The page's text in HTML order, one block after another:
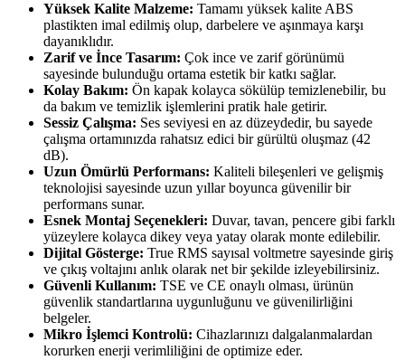
Yüksek Kalite Malzeme: Tamamı yüksek kalite ABS
plastikten imal edilmiş olup, darbelere ve aşınmaya karşı
dayanıklıdır.
Zarif ve İnce Tasarım: Çok ince ve zarif görünümü
sayesinde bulunduğu ortama estetik bir katkı sağlar.
Kolay Bakım: Ön kapak kolayca sökülüp temizlenebilir, bu
da bakım ve temizlik işlemlerini pratik hale getirir.
Sessiz Çalışma: Ses seviyesi en az düzeydedir, bu sayede
çalışma ortamınızda rahatsız edici bir gürültü oluşmaz (42
dB).
Uzun Ömürlü Performans: Kaliteli bileşenleri ve gelişmiş
teknolojisi sayesinde uzun yıllar boyunca güvenilir bir
performans sunar.
Esnek Montaj Seçenekleri: Duvar, tavan, pencere gibi farklı
yüzeylere kolayca dikey veya yatay olarak monte edilebilir.
Dijital Gösterge: True RMS sayısal voltmetre sayesinde giriş
ve çıkış voltajını anlık olarak net bir şekilde izleyebilirsiniz.
Güvenli Kullanım: TSE ve CE onaylı olması, ürünün
güvenlik standartlarına uygunluğunu ve güvenilirliğini
belgeler.
Mikro İşlemci Kontrolü: Cihazlarınızı dalgalanmalardan
korurken enerji verimliliğini de optimize eder.